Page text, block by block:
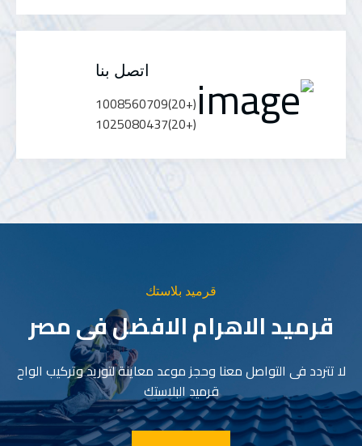
اتصل بنا
(+20)1008560709
(+20)1025080437
قرميد بلاستك
قرميد الاهرام الافضل فى مصر
لا تتردد فى التواصل معنا وحجز موعد معاينة لتوريد وتركيب الواح
قرميد البلاستك